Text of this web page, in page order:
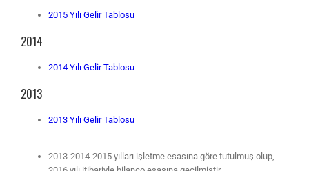
2015 Yılı Gelir Tablosu
2014
2014 Yılı Gelir Tablosu
2013
2013 Yılı Gelir Tablosu
2013-2014-2015 yılları işletme esasına göre tutulmuş olup,